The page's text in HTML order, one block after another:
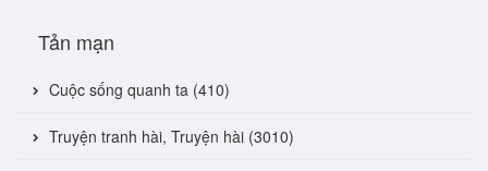
Tản mạn
Cuộc sống quanh ta (410)
Truyện tranh hài, Truyện hài (3010)